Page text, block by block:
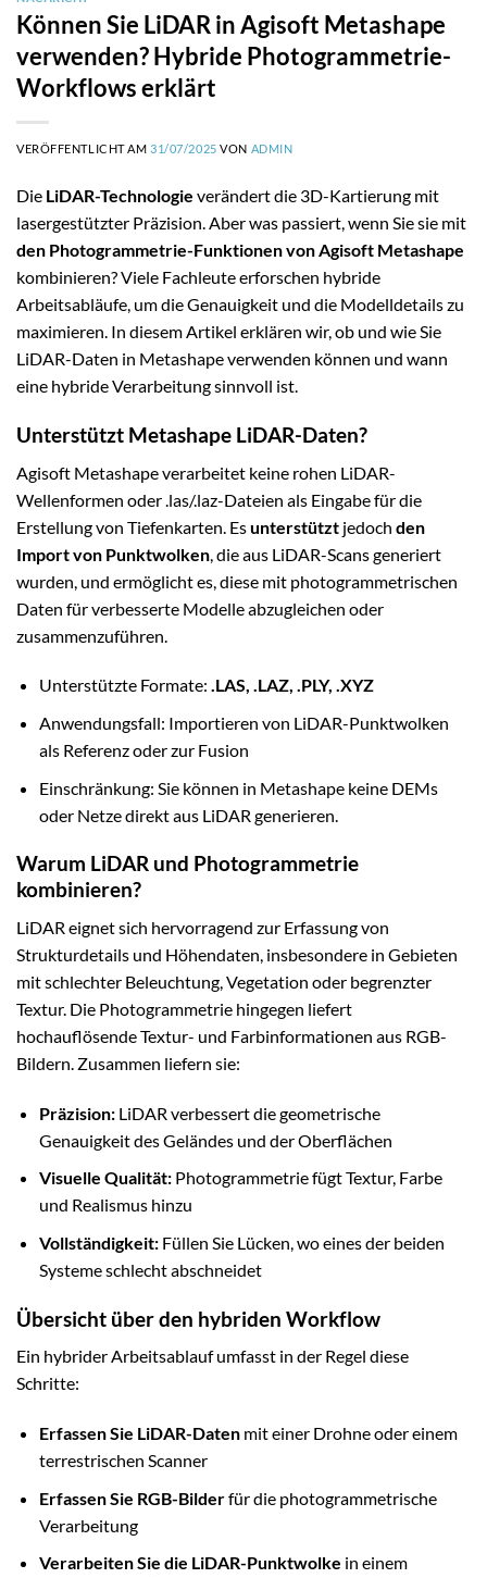
Können Sie LiDAR in Agisoft Metashape
verwenden? Hybride Photogrammetrie-
Workflows erklärt
VERÖFFENTLICHT AM31/07/2025 VON ADMIN
Die LiDAR-Technologie verändert die 3D-Kartierung mit
lasergestützter Präzision. Aber was passiert, wenn Sie sie mit
den Photogrammetrie-Funktionen von Agisoft Metashape
kombinieren? Viele Fachleute erforschen hybride
Arbeitsabläufe, um die Genauigkeit und die Modelldetails zu
maximieren. In diesem Artikel erklären wir, ob und wie Sie
LiDAR-Daten in Metashape verwenden können und wann
eine hybride Verarbeitung sinnvoll ist.
Unterstützt Metashape LiDAR-Daten?
Agisoft Metashape verarbeitet keine rohen LiDAR-
Wellenformen oder .las/.laz-Dateien als Eingabe für die
Erstellung von Tiefenkarten. Esunterstützt jedoch den
Import von Punktwolken , die aus LiDAR-Scans generiert
wurden, und ermöglicht es, diese mit photogrammetrischen
Daten für verbesserte Modelle abzugleichen oder
zusammenzuführen.
Unterstützte Formate: .LAS, .LAZ, .PLY, .XYZ
Anwendungsfall: Importieren von LiDAR-Punktwolken
als Referenz oder zur Fusion
Einschränkung: Sie können in Metashape keine DEMs
oder Netze direkt aus LiDAR generieren.
Warum LiDAR und Photogrammetrie
kombinieren?
LiDAR eignet sich hervorragend zur Erfassung von
Strukturdetails und Höhendaten, insbesondere in Gebieten
mit schlechter Beleuchtung, Vegetation oder begrenzter
Textur. Die Photogrammetrie hingegen liefert
hochauflösende Textur- und Farbinformationen aus RGB-
Bildern. Zusammen liefern sie:
Präzision:LiDAR verbessert die geometrische
Genauigkeit des Geländes und der Oberflächen
Visuelle Qualität:Photogrammetrie fügt Textur, Farbe
und Realismus hinzu
Vollständigkeit:Füllen Sie Lücken, wo eines der beiden
Systeme schlecht abschneidet
Übersicht über den hybriden Workflow
Ein hybrider Arbeitsablauf umfasst in der Regel diese
Schritte:
Erfassen Sie LiDAR-Datenmit einer Drohne oder einem
terrestrischen Scanner
Erfassen Sie RGB-Bilderfür die photogrammetrische
Verarbeitung
Verarbeiten Sie die LiDAR-Punktwolke in einem